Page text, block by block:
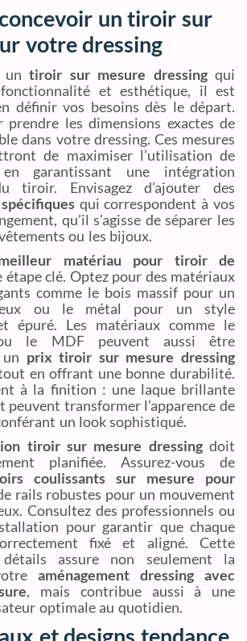
un tiroir sur
votre dressing
untiroir sur mesure dressingqui
et esthétique, il est
définir vos besoins dès le départ.
prendre les dimensions exactes de
dans votre dressing. Ces mesures
de maximiser l’utilisation de
garantissant une intégration
tiroir. Envisagez d’ajouter des
qui correspondent à vos
qu’il s’agisse de séparer les
ou les bijoux.
matériau pour tiroir de
étape clé. Optez pour des matériaux
comme le bois massif pour un
ou le métal pour un style
épuré. Les matériaux comme le
le MDF peuvent aussi être
prix tiroir sur mesure dressing
en offrant une bonne durabilité.
à la finition : une laque brillante
peuvent transformer l’apparence de
un look sophistiqué.
tiroir sur mesure dressingdoit
planifiée. Assurez-vous de
coulissants sur mesure pour
rails robustes pour un mouvement
Consultez des professionnels ou
pour garantir que chaque
fixé et aligné. Cette
assure non seulement la
aménagement dressing avec
, mais contribue aussi à une
optimale au quotidien.
et designs tendance